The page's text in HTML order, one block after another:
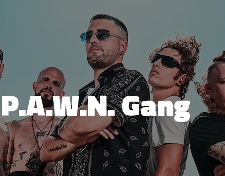
P.A.W.N. Gang